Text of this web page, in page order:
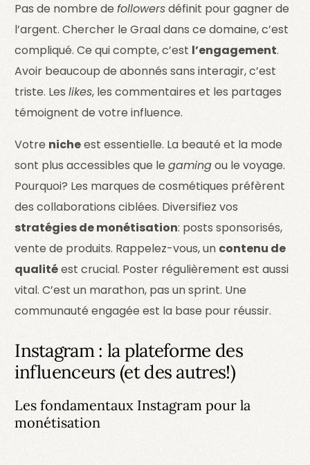
Pas de nombre defollowersdéfinit pour gagner de
l’argent. Chercher le Graal dans ce domaine, c’est
compliqué. Ce qui compte, c’est l’engagement.
Avoir beaucoup de abonnés sans interagir, c’est
triste. Leslikes, les commentaires et les partages
témoignent de votre influence.
Votre nicheest essentielle. La beauté et la mode
sont plus accessibles que legamingou le voyage.
Pourquoi? Les marques de cosmétiques préfèrent
des collaborations ciblées. Diversifiez vos
stratégies de monétisation: posts sponsorisés,
vente de produits. Rappelez-vous, un contenu de
qualitéest crucial. Poster régulièrement est aussi
vital. C’est un marathon, pas un sprint. Une
communauté engagée est la base pour réussir.
Instagram : la plateforme des
influenceurs (et des autres!)
Les fondamentaux Instagram pour la
monétisation